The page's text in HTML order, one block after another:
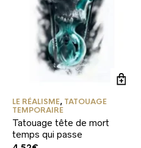
LE RÉALISME, TATOUAGE
TEMPORAIRE
Tatouage tête de mort
temps qui passe